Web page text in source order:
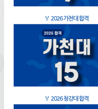
🏅 2026 가천대 합격
🏅 2026 청강대 합격